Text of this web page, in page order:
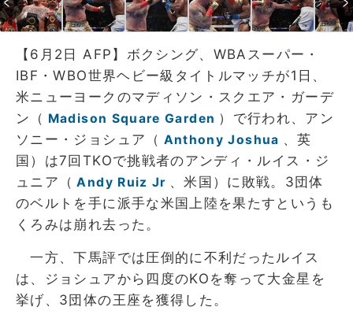
【6月2日 AFP】ボクシング、WBAスーパー・
IBF・WBO世界ヘビー級タイトルマッチが1日、
米ニューヨークのマディソン・スクエア・ガーデ
ン（ Madison Square Garden ）で行われ、アン
ソニー・ジョシュア（ Anthony Joshua 、英
国）は7回TKOで挑戦者のアンディ・ルイス・ジ
ュニア（ Andy Ruiz Jr 、米国）に敗戦。3団体
のベルトを手に派手な米国上陸を果たすというも
くろみは崩れ去った。
一方、下馬評では圧倒的に不利だったルイス
は、ジョシュアから四度のKOを奪って大金星を
挙げ、3団体の王座を獲得した。